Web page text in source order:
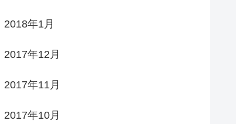
2018年1月
2017年12月
2017年11月
2017年10月